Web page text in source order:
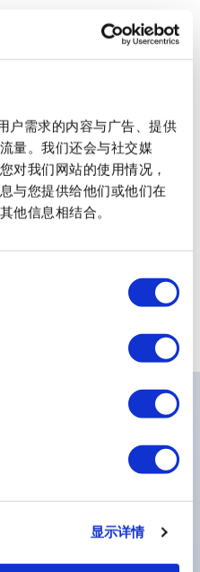
户需求的内容与广告、提供
量。我们还会与社交媒
对我们网站的使用情况，
与您提供给他们或他们在
他信息相结合。
显示详情
角，可以完全发光。
或 Illumec™ 4F 系列上。
白、红、黑、透明、磨砂白、
灰, 甜瓜色, 贵红, 金属深蓝色,
黑色、超蓝色、灰蓝色、水
色、高贵红色、金属深蓝
金属酒红色 - 透明颜色：